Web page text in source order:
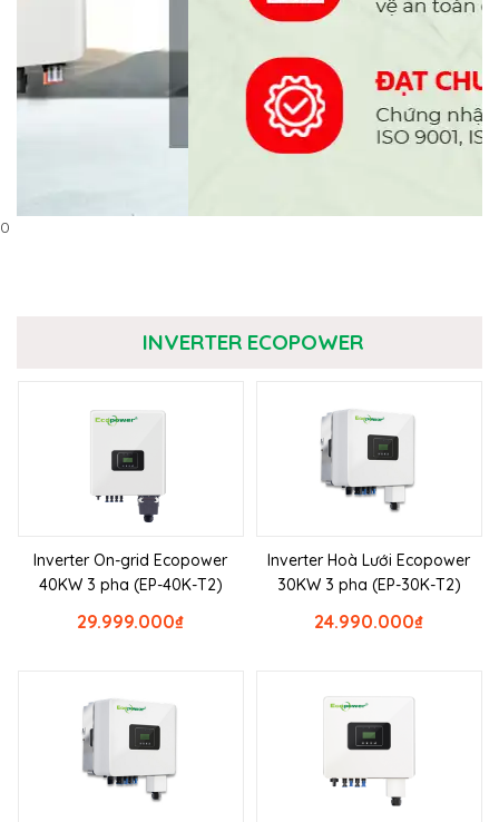
0
INVERTER ECOPOWER
Inverter On-grid Ecopower
40KW 3 pha (EP-40K-T2)
₫
29.999.000
Inverter Hoà Lưới Ecopower
30KW 3 pha (EP-30K-T2)
₫
24.990.000